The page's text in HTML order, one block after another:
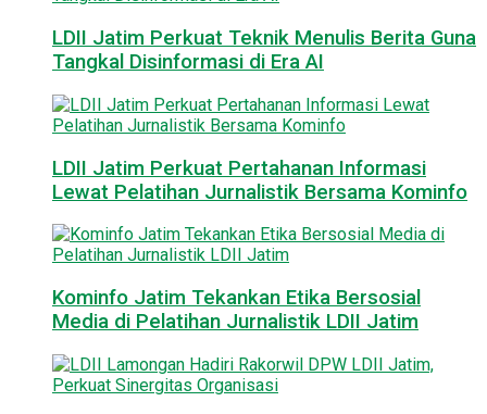
LDII Jatim Perkuat Teknik Menulis Berita Guna
Tangkal Disinformasi di Era AI
LDII Jatim Perkuat Pertahanan Informasi
Lewat Pelatihan Jurnalistik Bersama Kominfo
Kominfo Jatim Tekankan Etika Bersosial
Media di Pelatihan Jurnalistik LDII Jatim